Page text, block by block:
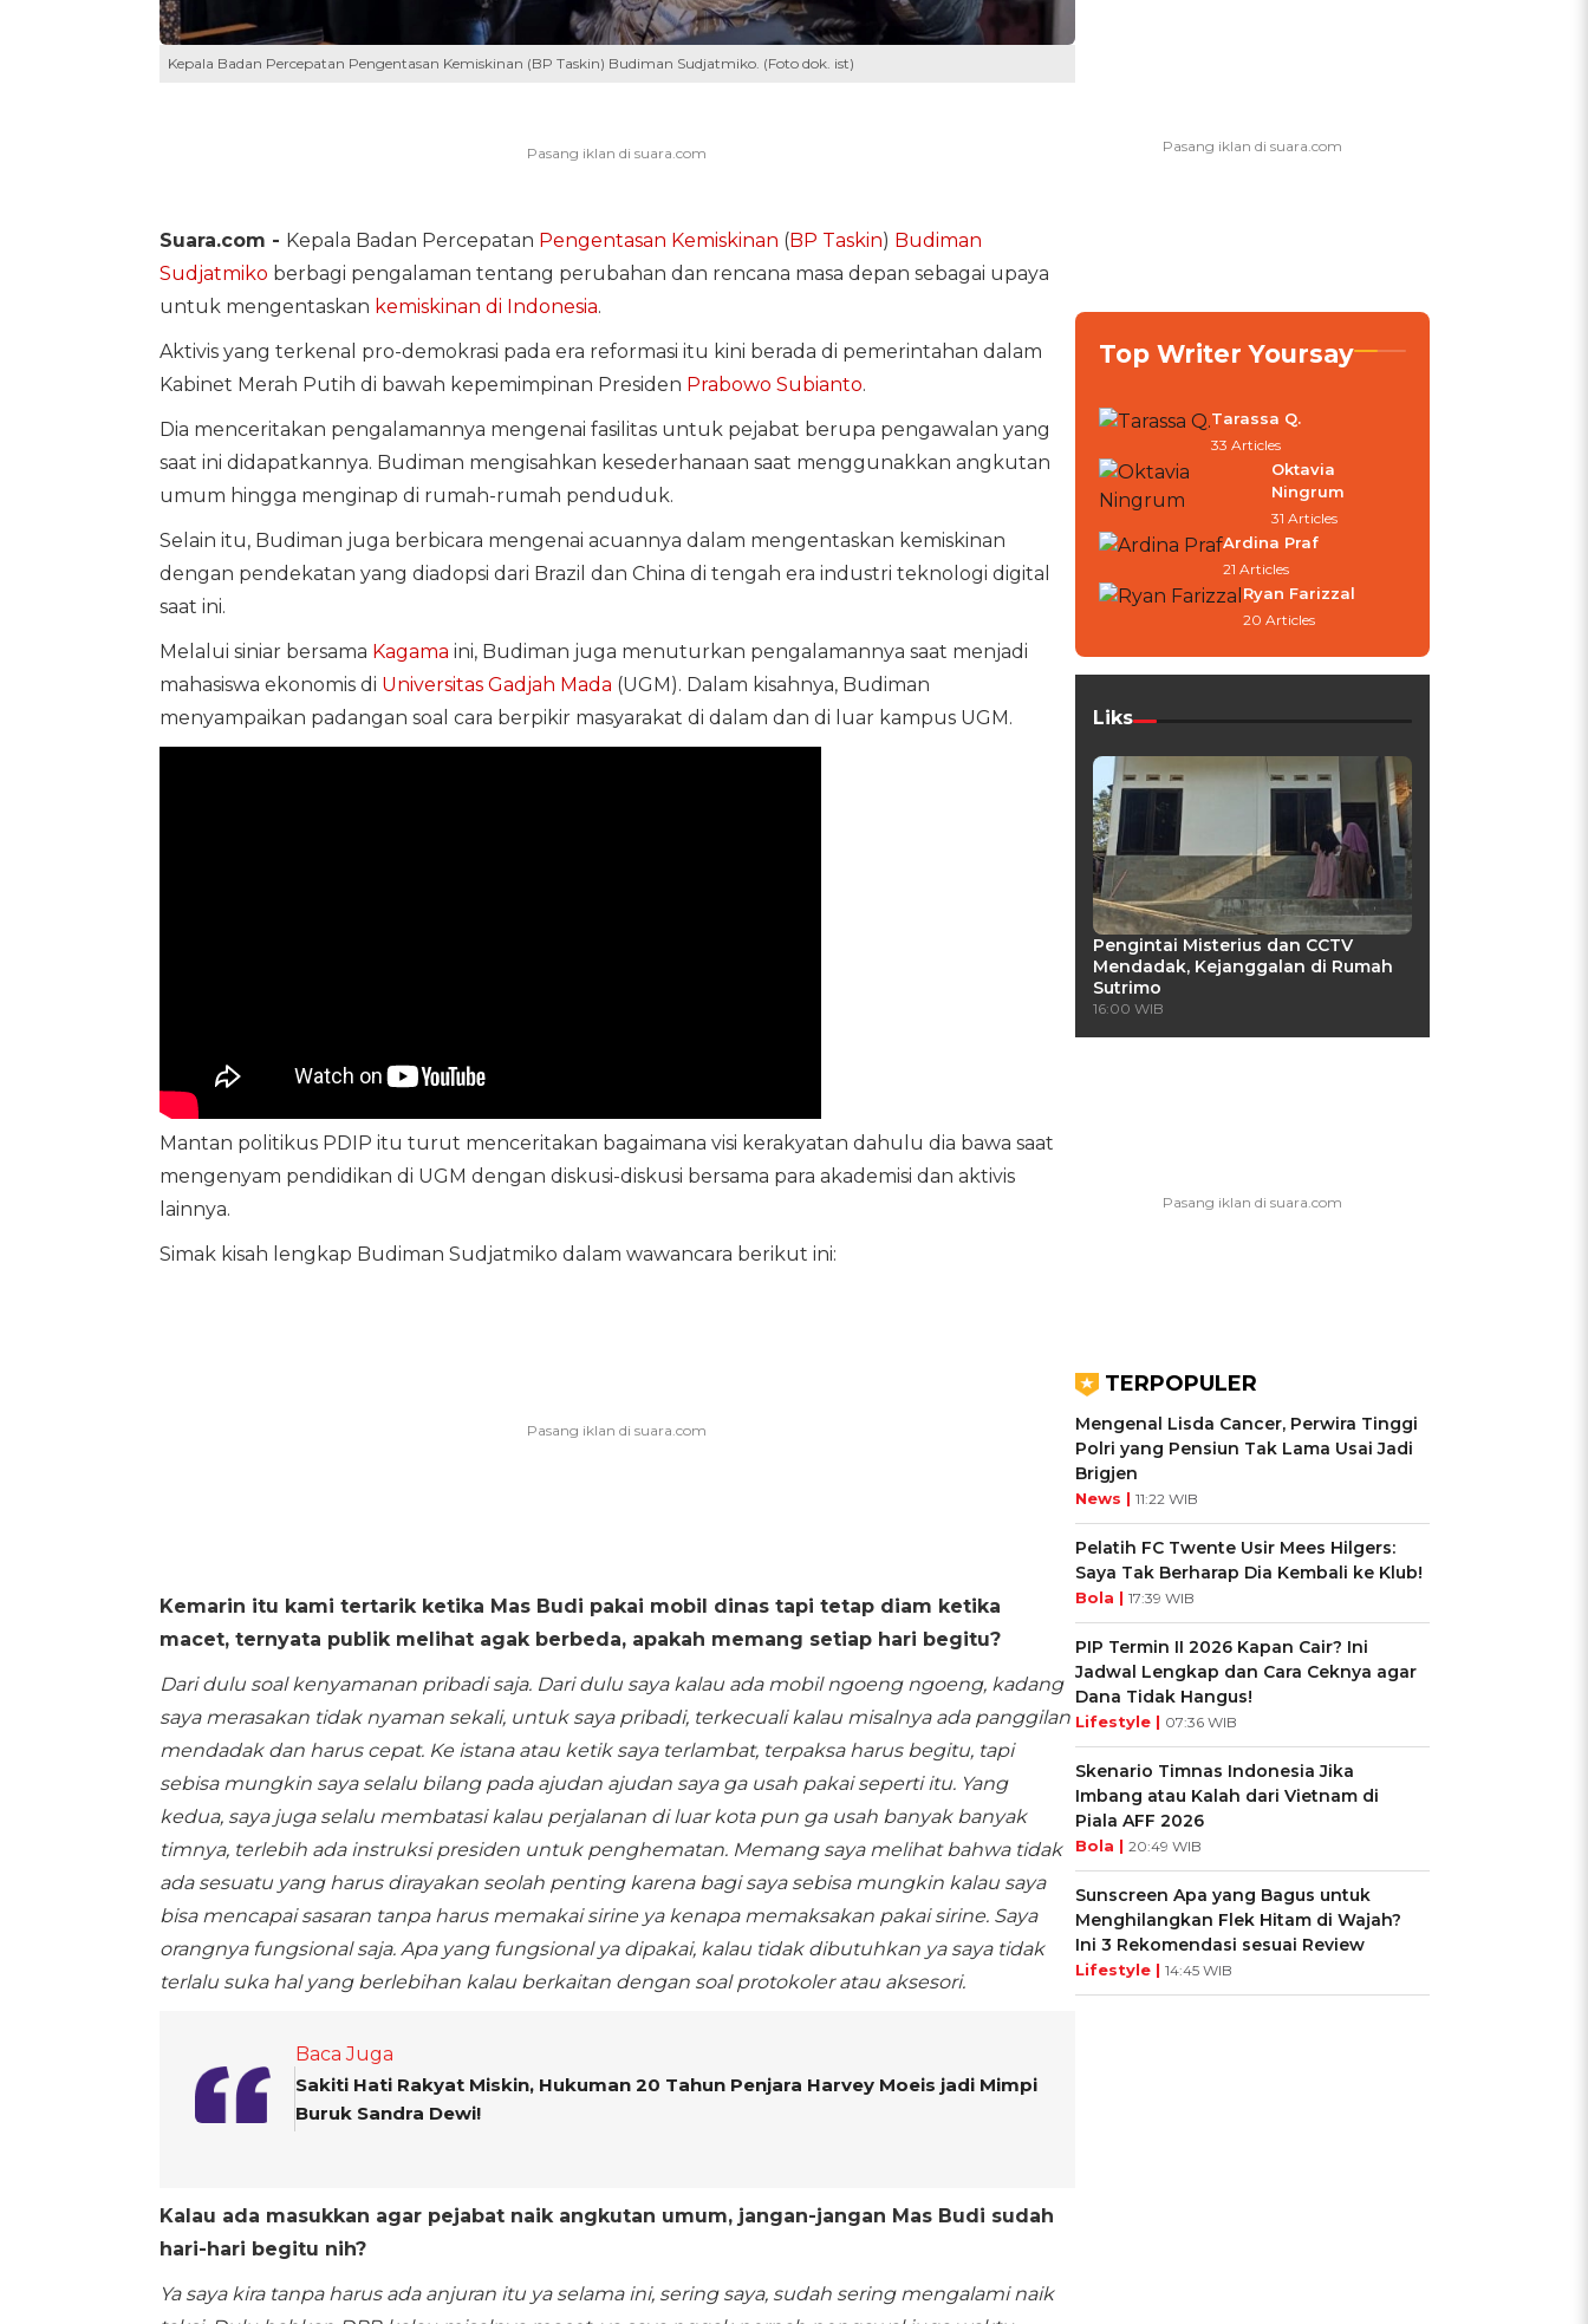
Kepala Badan Percepatan Pengentasan Kemiskinan (BP Taskin) Budiman Sudjatmiko. (Foto dok. ist)
Suara.com - Kepala Badan Percepatan Pengentasan Kemiskinan (BP Taskin) Budiman
Sudjatmiko berbagi pengalaman tentang perubahan dan rencana masa depan sebagai upaya
untuk mengentaskan kemiskinan di Indonesia.
Aktivis yang terkenal pro-demokrasi pada era reformasi itu kini berada di pemerintahan dalam
Kabinet Merah Putih di bawah kepemimpinan Presiden Prabowo Subianto.
Dia menceritakan pengalamannya mengenai fasilitas untuk pejabat berupa pengawalan yang
saat ini didapatkannya. Budiman mengisahkan kesederhanaan saat menggunakkan angkutan
umum hingga menginap di rumah-rumah penduduk.
Selain itu, Budiman juga berbicara mengenai acuannya dalam mengentaskan kemiskinan
dengan pendekatan yang diadopsi dari Brazil dan China di tengah era industri teknologi digital
saat ini.
Melalui siniar bersama Kagama ini, Budiman juga menuturkan pengalamannya saat menjadi
mahasiswa ekonomis di Universitas Gadjah Mada (UGM). Dalam kisahnya, Budiman
menyampaikan padangan soal cara berpikir masyarakat di dalam dan di luar kampus UGM.
Mantan politikus PDIP itu turut menceritakan bagaimana visi kerakyatan dahulu dia bawa saat
mengenyam pendidikan di UGM dengan diskusi-diskusi bersama para akademisi dan aktivis
lainnya.
Simak kisah lengkap Budiman Sudjatmiko dalam wawancara berikut ini:
Kemarin itu kami tertarik ketika Mas Budi pakai mobil dinas tapi tetap diam ketika
macet, ternyata publik melihat agak berbeda, apakah memang setiap hari begitu?
Dari dulu soal kenyamanan pribadi saja. Dari dulu saya kalau ada mobil ngoeng ngoeng, kadang
saya merasakan tidak nyaman sekali, untuk saya pribadi, terkecuali kalau misalnya ada panggilan
mendadak dan harus cepat. Ke istana atau ketik saya terlambat, terpaksa harus begitu, tapi
sebisa mungkin saya selalu bilang pada ajudan ajudan saya ga usah pakai seperti itu. Yang
kedua, saya juga selalu membatasi kalau perjalanan di luar kota pun ga usah banyak banyak
timnya, terlebih ada instruksi presiden untuk penghematan. Memang saya melihat bahwa tidak
ada sesuatu yang harus dirayakan seolah penting karena bagi saya sebisa mungkin kalau saya
bisa mencapai sasaran tanpa harus memakai sirine ya kenapa memaksakan pakai sirine. Saya
orangnya fungsional saja. Apa yang fungsional ya dipakai, kalau tidak dibutuhkan ya saya tidak
terlalu suka hal yang berlebihan kalau berkaitan dengan soal protokoler atau aksesori.
Baca Juga
Sakiti Hati Rakyat Miskin, Hukuman 20 Tahun Penjara Harvey Moeis jadi Mimpi
Buruk Sandra Dewi!
Kalau ada masukkan agar pejabat naik angkutan umum, jangan-jangan Mas Budi sudah
hari-hari begitu nih?
Ya saya kira tanpa harus ada anjuran itu ya selama ini, sering saya, sudah sering mengalami naik
Top Writer Yoursay
Tarassa Q.
33 Articles
Oktavia
Ningrum
31 Articles
Ardina Praf
21 Articles
Ryan Farizzal
20 Articles
Liks
Pengintai Misterius dan CCTV
Mendadak, Kejanggalan di Rumah
Sutrimo
16:00 WIB
TERPOPULER
Mengenal Lisda Cancer, Perwira Tinggi
Polri yang Pensiun Tak Lama Usai Jadi
Brigjen
News | 11:22 WIB
Pelatih FC Twente Usir Mees Hilgers:
Saya Tak Berharap Dia Kembali ke Klub!
Bola | 17:39 WIB
PIP Termin II 2026 Kapan Cair? Ini
Jadwal Lengkap dan Cara Ceknya agar
Dana Tidak Hangus!
Lifestyle | 07:36 WIB
Skenario Timnas Indonesia Jika
Imbang atau Kalah dari Vietnam di
Piala AFF 2026
Bola | 20:49 WIB
Sunscreen Apa yang Bagus untuk
Menghilangkan Flek Hitam di Wajah?
Ini 3 Rekomendasi sesuai Review
Lifestyle | 14:45 WIB